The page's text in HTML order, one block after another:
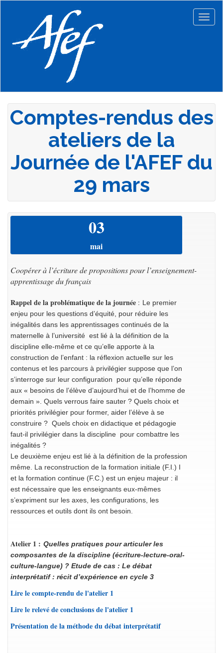
principal
Comptes-rendus des
ateliers de la
Journée de l'AFEF du
29 mars
03
mai
Coopérer à l’écriture de propositions pour l’enseignement-
apprentissage du français
Rappel de la problématique de la journée : Le premier
enjeu pour les questions d’équité, pour réduire les
inégalités dans les apprentissages continués de la
maternelle à l’université est lié à la définition de la
discipline elle-même et ce qu’elle apporte à la
construction de l’enfant : la réflexion actuelle sur les
contenus et les parcours à privilégier suppose que l’on
s’interroge sur leur configuration pour qu’elle réponde
aux « besoins de l’élève d’aujourd’hui et de l’homme de
demain ». Quels verrous faire sauter ? Quels choix et
priorités privilégier pour former, aider l’élève à se
construire ? Quels choix en didactique et pédagogie
faut-il privilégier dans la discipline pour combattre les
inégalités ?
Le deuxième enjeu est lié à la définition de la profession
même. La reconstruction de la formation initiale (F.I.) I
et la formation continue (F.C.) est un enjeu majeur : il
est nécessaire que les enseignants eux-mêmes
s’expriment sur les axes, les configurations, les
ressources et outils dont ils ont besoin.
Atelier 1 : Quelles pratiques pour articuler les
composantes de la discipline (écriture-lecture-oral-
culture-langue) ? Etude de cas : Le débat
interprétatif : récit d’expérience en cycle 3
Lire le compte-rendu de l'atelier 1
Lire le relevé de conclusions de l'atelier 1
Présentation de la méthode du débat interprétatif